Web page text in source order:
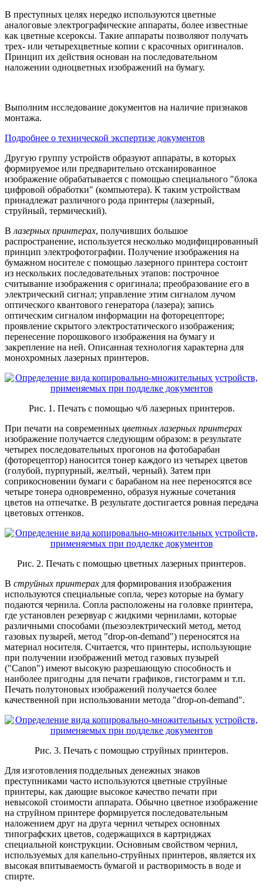
В преступных целях нередко используются цветные
аналоговые электрографические аппараты, более известные
как цветные ксероксы. Такие аппараты позволяют получать
трех- или четырехцветные копии с красочных оригиналов.
Принцип их действия основан на последовательном
наложении одноцветных изображений на бумагу.
Выполним исследование документов на наличие признаков
монтажа.
Подробнее о технической экспертизе документов
Другую группу устройств образуют аппараты, в которых
формируемое или предварительно отсканированное
изображение обрабатывается с помощью специального "блока
цифровой обработки" (компьютера). К таким устройствам
принадлежат различного рода принтеры (лазерный,
струйный, термический).
В лазерных принтерах, получивших большое
распространение, используется несколько модифицированный
принцип электрофотографии. Получение изображения на
бумажном носителе с помощью лазерного принтера состоит
из нескольких последовательных этапов: построчное
считывание изображения с оригинала; преобразование его в
электрический сигнал; управление этим сигналом лучом
оптического квантового генератора (лазера); запись
оптическим сигналом информации на фоторецепторе;
проявление скрытого электростатического изображения;
перенесение порошкового изображения на бумагу и
закрепление на ней. Описанная технология характерна для
монохромных лазерных принтеров.
Рис. 1. Печать с помощью ч/б лазерных принтеров.
При печати на современных цветных лазерных принтерах
изображение получается следующим образом: в результате
четырех последовательных прогонов на фотобарабан
(фоторецептор) наносится тонер каждого из четырех цветов
(голубой, пурпурный, желтый, черный). Затем при
соприкосновении бумаги с барабаном на нее переносятся все
четыре тонера одновременно, образуя нужные сочетания
цветов на отпечатке. В результате достигается ровная передача
цветовых оттенков.
Рис. 2. Печать с помощью цветных лазерных принтеров.
В струйных принтерах для формирования изображения
используются специальные сопла, через которые на бумагу
подаются чернила. Сопла расположены на головке принтера,
где установлен резервуар с жидкими чернилами, которые
различными способами (пьезоэлектрический метод, метод
газовых пузырей, метод "drop-on-demand") переносятся на
материал носителя. Считается, что принтеры, использующие
при получении изображений метод газовых пузырей
("Canon") имеют высокую разрешающую способность и
наиболее пригодны для печати графиков, гистограмм и т.п.
Печать полутоновых изображений получается более
качественной при использовании метода "drop-on-demand".
Рис. 3. Печать с помощью струйных принтеров.
Для изготовления поддельных денежных знаков
преступниками часто используются цветные струйные
принтеры, как дающие высокое качество печати при
невысокой стоимости аппарата. Обычно цветное изображение
на струйном принтере формируется последовательным
наложением друг на друга чернил четырех основных
типографских цветов, содержащихся в картриджах
специальной конструкции. Основным свойством чернил,
используемых для капельно-струйных принтеров, является их
высокая впитываемость бумагой и растворимость в воде и
спирте.